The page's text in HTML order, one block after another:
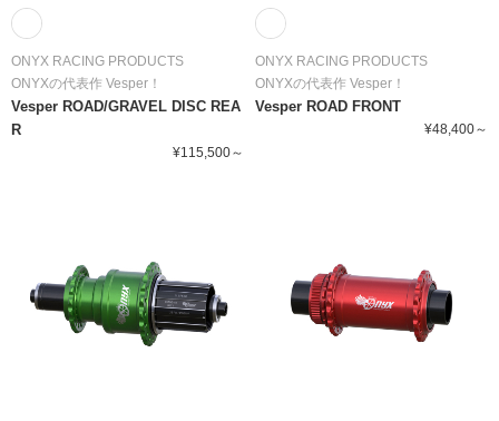
ONYX RACING PRODUCTS
ONYXの代表作 Vesper！
Vesper ROAD/GRAVEL DISC REA
R
¥115,500～
ONYX RACING PRODUCTS
ONYXの代表作 Vesper！
Vesper ROAD FRONT
¥48,400～